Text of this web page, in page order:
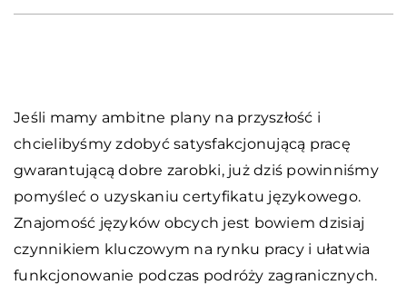
Jeśli mamy ambitne plany na przyszłość i
chcielibyśmy zdobyć satysfakcjonującą pracę
gwarantującą dobre zarobki, już dziś powinniśmy
pomyśleć o uzyskaniu certyfikatu językowego.
Znajomość języków obcych jest bowiem dzisiaj
czynnikiem kluczowym na rynku pracy i ułatwia
funkcjonowanie podczas podróży zagranicznych.